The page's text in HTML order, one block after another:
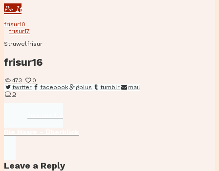
Pin It
frisur10
frisur17
Struwelfrisur
frisur16
473
0
twitter
facebook gplus tumblr
mail
0
post:
Leave a Reply